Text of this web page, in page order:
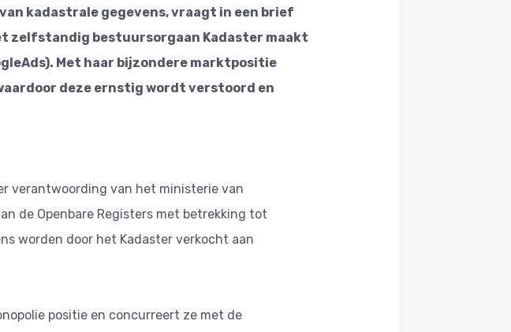
kadastrale gegevens, vraagt in een brief
zelfstandig bestuursorgaan Kadaster maakt
Met haar bijzondere marktpositie
deze ernstig wordt verstoord en
verantwoording van het ministerie van
de Openbare Registers met betrekking tot
worden door het Kadaster verkocht aan
positie en concurreert ze met de